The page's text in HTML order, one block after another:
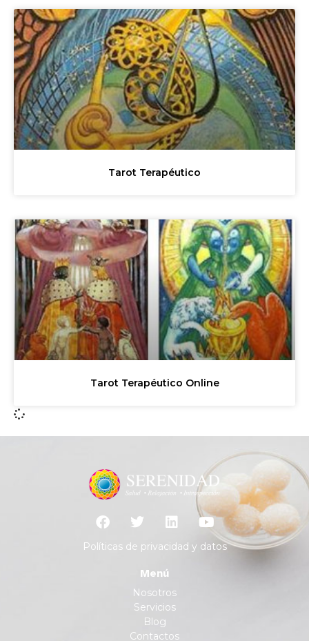
Tarot Terapéutico
Tarot Terapéutico Online
Políticas de privacidad y datos
Menú
Nosotros
Servicios
Blog
Contactos